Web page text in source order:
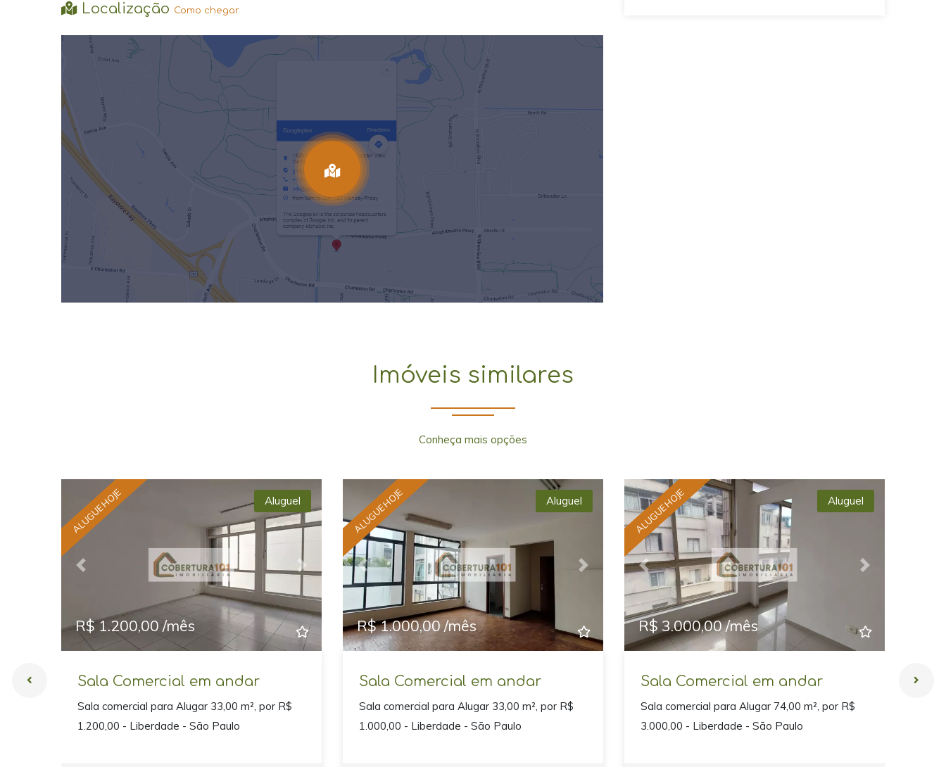
Localização Como chegar
Imóveis similares
Conheça mais opções
Previous Next
ALUGUE HOJE Aluguel
R$ 1.200,00 /mês
Sala Comercial em andar
Sala comercial para Alugar 33,00 m², por R$
1.200,00 - Liberdade - São Paulo
Previous Next
ALUGUE HOJE Aluguel
R$ 1.000,00 /mês
Sala Comercial em andar
Sala comercial para Alugar 33,00 m², por R$
1.000,00 - Liberdade - São Paulo
Previous Next
ALUGUE HOJE Aluguel
R$ 3.000,00 /mês
Sala Comercial em andar
Sala comercial para Alugar 74,00 m², por R$
3.000,00 - Liberdade - São Paulo